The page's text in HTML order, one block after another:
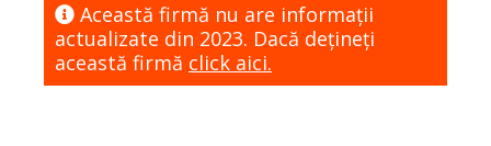
Această firmă nu are informaţii
actualizate din 2023. Dacă dețineți
această firmă click aici.